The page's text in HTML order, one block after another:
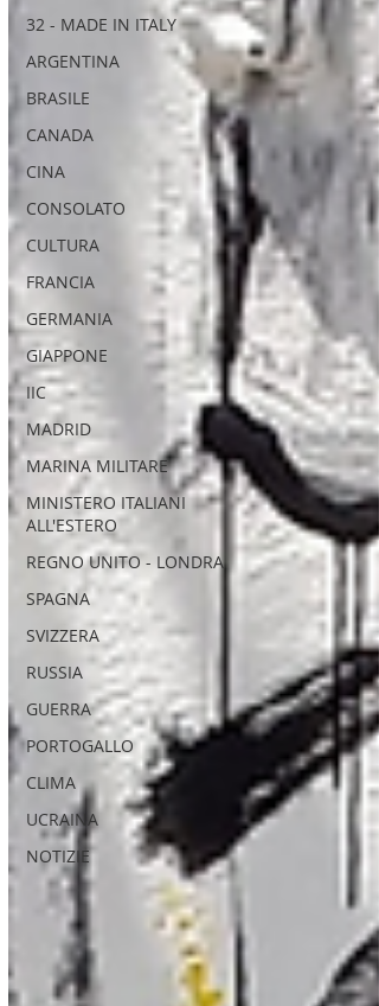
32 - MADE IN ITALY
ARGENTINA
BRASILE
CANADA
CINA
CONSOLATO
CULTURA
FRANCIA
GERMANIA
GIAPPONE
IIC
MADRID
MARINA MILITARE
MINISTERO ITALIANI
ALL'ESTERO
REGNO UNITO - LONDRA
SPAGNA
SVIZZERA
RUSSIA
GUERRA
PORTOGALLO
CLIMA
UCRAINA
NOTIZIE